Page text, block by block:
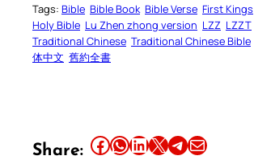
Tags: Bible Bible Book Bible Verse First Kings
Holy Bible Lu Zhen zhong version LZZ LZZT
Traditional Chinese Traditional Chinese Bible
体中文 舊約全書
Share: Share this article on Facebook Share this article on WhatsApp Share this article on LinkedIn Share this article on X Share this article on TelegramEmail this Article